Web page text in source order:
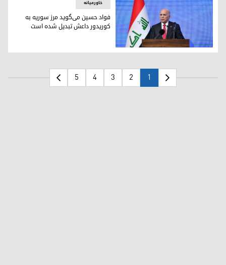
فواد حسین، وزیر امور خارجه عراق
خاورمیانه
فواد حسین می‌گوید مرز سوریه به
کوریدور داعش تبدیل شده است
1
2
3
4
5